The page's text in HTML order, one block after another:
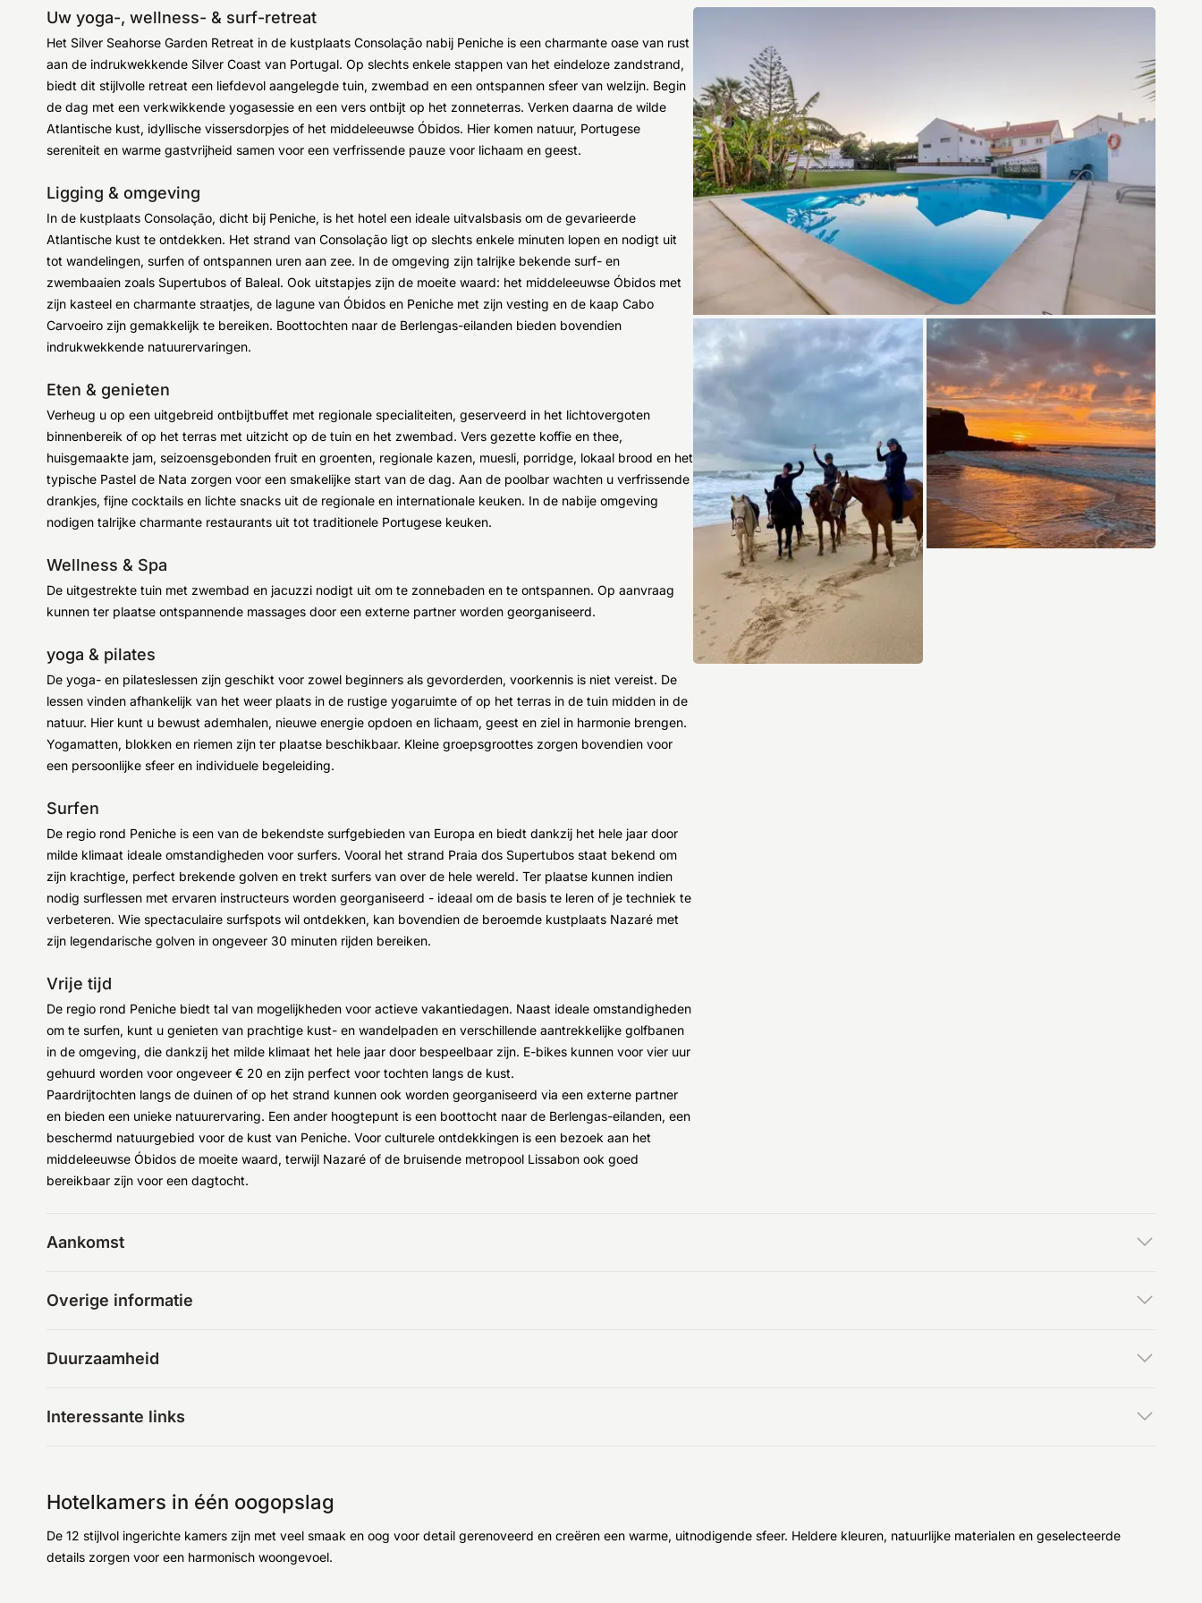
Uw yoga-, wellness- & surf-retreat
Het Silver Seahorse Garden Retreat in de kustplaats Consolação nabij Peniche is een charmante oase van rust
aan de indrukwekkende Silver Coast van Portugal. Op slechts enkele stappen van het eindeloze zandstrand,
biedt dit stijlvolle retreat een liefdevol aangelegde tuin, zwembad en een ontspannen sfeer van welzijn. Begin
de dag met een verkwikkende yogasessie en een vers ontbijt op het zonneterras. Verken daarna de wilde
Atlantische kust, idyllische vissersdorpjes of het middeleeuwse Óbidos. Hier komen natuur, Portugese
sereniteit en warme gastvrijheid samen voor een verfrissende pauze voor lichaam en geest.
Ligging & omgeving
In de kustplaats Consolação, dicht bij Peniche, is het hotel een ideale uitvalsbasis om de gevarieerde
Atlantische kust te ontdekken. Het strand van Consolação ligt op slechts enkele minuten lopen en nodigt uit
tot wandelingen, surfen of ontspannen uren aan zee. In de omgeving zijn talrijke bekende surf- en
zwembaaien zoals Supertubos of Baleal. Ook uitstapjes zijn de moeite waard: het middeleeuwse Óbidos met
zijn kasteel en charmante straatjes, de lagune van Óbidos en Peniche met zijn vesting en de kaap Cabo
Carvoeiro zijn gemakkelijk te bereiken. Boottochten naar de Berlengas-eilanden bieden bovendien
indrukwekkende natuurervaringen.
Eten & genieten
Verheug u op een uitgebreid ontbijtbuffet met regionale specialiteiten, geserveerd in het lichtovergoten
binnenbereik of op het terras met uitzicht op de tuin en het zwembad. Vers gezette koffie en thee,
huisgemaakte jam, seizoensgebonden fruit en groenten, regionale kazen, muesli, porridge, lokaal brood en het
typische Pastel de Nata zorgen voor een smakelijke start van de dag. Aan de poolbar wachten u verfrissende
drankjes, fijne cocktails en lichte snacks uit de regionale en internationale keuken. In de nabije omgeving
nodigen talrijke charmante restaurants uit tot traditionele Portugese keuken.
Wellness & Spa
De uitgestrekte tuin met zwembad en jacuzzi nodigt uit om te zonnebaden en te ontspannen. Op aanvraag
kunnen ter plaatse ontspannende massages door een externe partner worden georganiseerd.
yoga & pilates
De yoga- en pilateslessen zijn geschikt voor zowel beginners als gevorderden, voorkennis is niet vereist. De
lessen vinden afhankelijk van het weer plaats in de rustige yogaruimte of op het terras in de tuin midden in de
natuur. Hier kunt u bewust ademhalen, nieuwe energie opdoen en lichaam, geest en ziel in harmonie brengen.
Yogamatten, blokken en riemen zijn ter plaatse beschikbaar. Kleine groepsgroottes zorgen bovendien voor
een persoonlijke sfeer en individuele begeleiding.
Surfen
De regio rond Peniche is een van de bekendste surfgebieden van Europa en biedt dankzij het hele jaar door
milde klimaat ideale omstandigheden voor surfers. Vooral het strand Praia dos Supertubos staat bekend om
zijn krachtige, perfect brekende golven en trekt surfers van over de hele wereld. Ter plaatse kunnen indien
nodig surflessen met ervaren instructeurs worden georganiseerd - ideaal om de basis te leren of je techniek te
verbeteren. Wie spectaculaire surfspots wil ontdekken, kan bovendien de beroemde kustplaats Nazaré met
zijn legendarische golven in ongeveer 30 minuten rijden bereiken.
Vrije tijd
De regio rond Peniche biedt tal van mogelijkheden voor actieve vakantiedagen. Naast ideale omstandigheden
om te surfen, kunt u genieten van prachtige kust- en wandelpaden en verschillende aantrekkelijke golfbanen
in de omgeving, die dankzij het milde klimaat het hele jaar door bespeelbaar zijn. E-bikes kunnen voor vier uur
gehuurd worden voor ongeveer € 20 en zijn perfect voor tochten langs de kust.
Paardrijtochten langs de duinen of op het strand kunnen ook worden georganiseerd via een externe partner
en bieden een unieke natuurervaring. Een ander hoogtepunt is een boottocht naar de Berlengas-eilanden, een
beschermd natuurgebied voor de kust van Peniche. Voor culturele ontdekkingen is een bezoek aan het
middeleeuwse Óbidos de moeite waard, terwijl Nazaré of de bruisende metropool Lissabon ook goed
bereikbaar zijn voor een dagtocht.
Aankomst
Overige informatie
Duurzaamheid
Interessante links
Hotelkamers in één oogopslag
De 12 stijlvol ingerichte kamers zijn met veel smaak en oog voor detail gerenoveerd en creëren een warme, uitnodigende sfeer. Heldere kleuren, natuurlijke materialen en geselecteerde
details zorgen voor een harmonisch woongevoel.